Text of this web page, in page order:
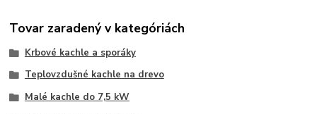
Tovar zaradený v kategóriách
Krbové kachle a sporáky
Teplovzdušné kachle na drevo
Malé kachle do 7,5 kW